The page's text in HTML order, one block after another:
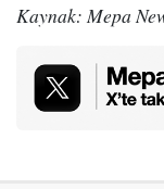
Kaynak: Mepa